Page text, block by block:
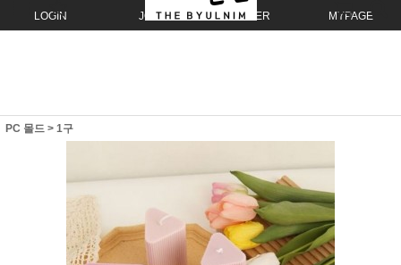
LOGIN JOIN ORDER MYPAGE
PC 몰드 > 1구